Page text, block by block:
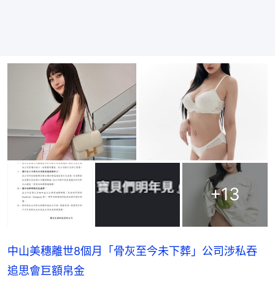
+13
中山美穗離世8個月「骨灰至今未下葬」公司涉私吞
追思會巨額帛金